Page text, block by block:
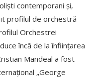
contemporani și,
profilul de orchestră
Orchestrei
încă de la înființarea
Mandeal a fost
„George